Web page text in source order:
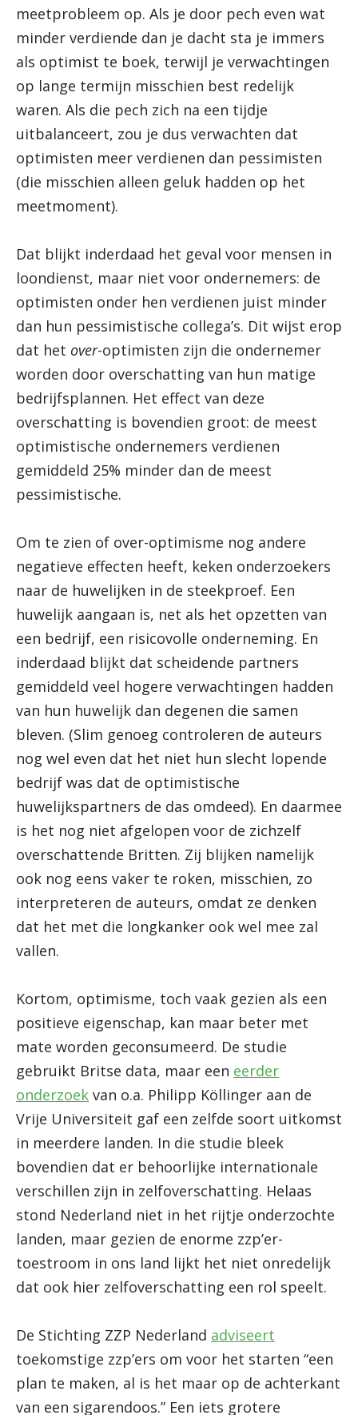
meetprobleem op. Als je door pech even wat
minder verdiende dan je dacht sta je immers
als optimist te boek, terwijl je verwachtingen
op lange termijn misschien best redelijk
waren. Als die pech zich na een tijdje
uitbalanceert, zou je dus verwachten dat
optimisten meer verdienen dan pessimisten
(die misschien alleen geluk hadden op het
meetmoment).
Dat blijkt inderdaad het geval voor mensen in
loondienst, maar niet voor ondernemers: de
optimisten onder hen verdienen juist minder
dan hun pessimistische collega’s. Dit wijst erop
dat het over-optimisten zijn die ondernemer
worden door overschatting van hun matige
bedrijfsplannen. Het effect van deze
overschatting is bovendien groot: de meest
optimistische ondernemers verdienen
gemiddeld 25% minder dan de meest
pessimistische.
Om te zien of over-optimisme nog andere
negatieve effecten heeft, keken onderzoekers
naar de huwelijken in de steekproef. Een
huwelijk aangaan is, net als het opzetten van
een bedrijf, een risicovolle onderneming. En
inderdaad blijkt dat scheidende partners
gemiddeld veel hogere verwachtingen hadden
van hun huwelijk dan degenen die samen
bleven. (Slim genoeg controleren de auteurs
nog wel even dat het niet hun slecht lopende
bedrijf was dat de optimistische
huwelijkspartners de das omdeed). En daarmee
is het nog niet afgelopen voor de zichzelf
overschattende Britten. Zij blijken namelijk
ook nog eens vaker te roken, misschien, zo
interpreteren de auteurs, omdat ze denken
dat het met die longkanker ook wel mee zal
vallen.
Kortom, optimisme, toch vaak gezien als een
positieve eigenschap, kan maar beter met
mate worden geconsumeerd. De studie
gebruikt Britse data, maar een eerder
onderzoek van o.a. Philipp Köllinger aan de
Vrije Universiteit gaf een zelfde soort uitkomst
in meerdere landen. In die studie bleek
bovendien dat er behoorlijke internationale
verschillen zijn in zelfoverschatting. Helaas
stond Nederland niet in het rijtje onderzochte
landen, maar gezien de enorme zzp’er-
toestroom in ons land lijkt het niet onredelijk
dat ook hier zelfoverschatting een rol speelt.
De Stichting ZZP Nederland adviseert
toekomstige zzp’ers om voor het starten “een
plan te maken, al is het maar op de achterkant
van een sigarendoos.” Een iets grotere